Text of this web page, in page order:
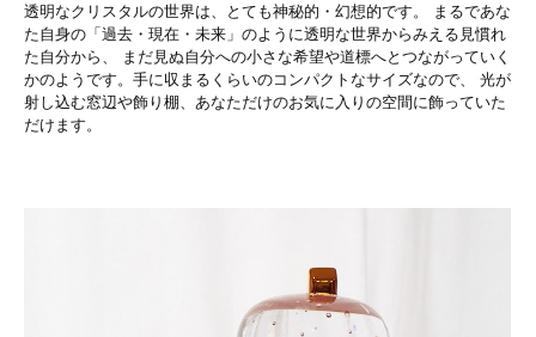
透明なクリスタルの世界は、とても神秘的・幻想的です。 まるであな
た自身の「過去・現在・未来」のように透明な世界からみえる見慣れ
た自分から、 まだ見ぬ自分への小さな希望や道標へとつながっていく
かのようです。手に収まるくらいのコンパクトなサイズなので、 光が
射し込む窓辺や飾り棚、あなただけのお気に入りの空間に飾っていた
だけます。